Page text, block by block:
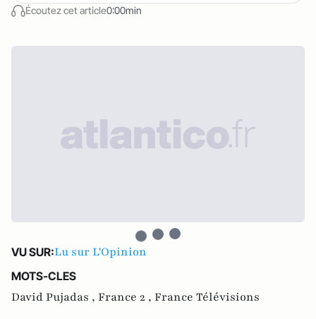
Écoutez cet article0:00min
VU SUR:Lu sur L'Opinion
MOTS-CLES
David Pujadas , France 2 , France Télévisions